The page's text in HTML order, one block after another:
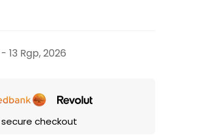
13 Rgp, 2026
checkout